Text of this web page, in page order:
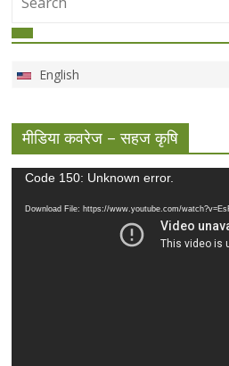
English
मीडिया कवरेज – सहज कृषि
Video
Code 150: Unknown error.
Download File: https://www.youtube.com/